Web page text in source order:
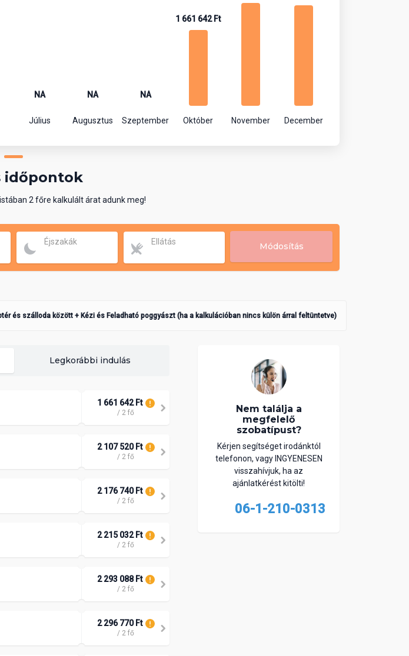
NA
Július
NA
Augusztus
NA
Szeptember
1 661 642 Ft
Október November December
időpontok
2 főre kalkulált árat adunk meg!
Éjszakák Ellátás Módosítás
és szálloda között + Kézi és Feladható poggyászt (ha a kalkulációban nincs külön árral feltüntetve)
Legkorábbi indulás
1 661 642 Ft
/ 2 fő
2 107 520 Ft
/ 2 fő
2 176 740 Ft
/ 2 fő
2 215 032 Ft
/ 2 fő
2 293 088 Ft
/ 2 fő
2 296 770 Ft
/ 2 fő
Nem találja a
megfelelő
szobatípust?
Kérjen segítséget irodánktól
telefonon, vagy INGYENESEN
visszahívjuk, ha az
ajánlatkérést kitölti!
06-1-210-0313